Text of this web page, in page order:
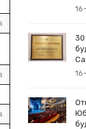
30